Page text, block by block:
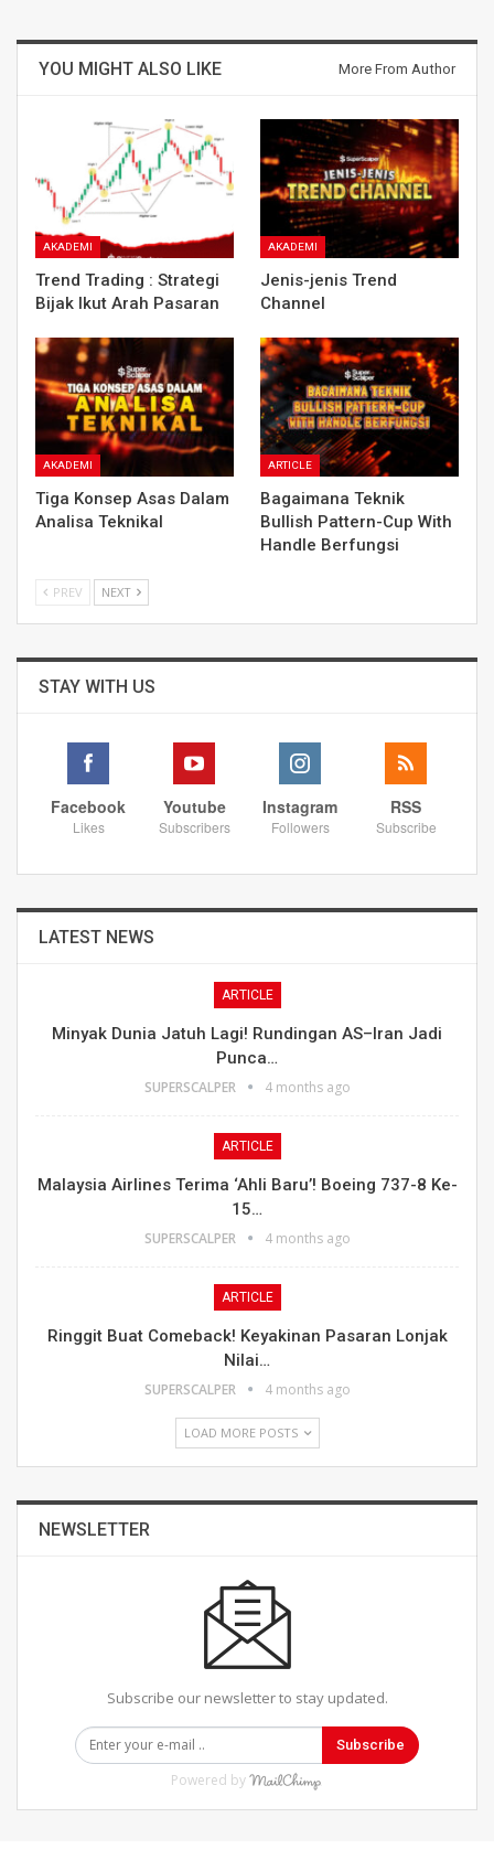
YOU MIGHT ALSO LIKE More From Author
AKADEMI
Trend Trading : Strategi
Bijak Ikut Arah Pasaran
AKADEMI
Jenis-jenis Trend
Channel
AKADEMI
Tiga Konsep Asas Dalam
Analisa Teknikal
ARTICLE
Bagaimana Teknik
Bullish Pattern-Cup With
Handle Berfungsi
PREV NEXT
STAY WITH US
Facebook
Likes
Youtube
Subscribers
Instagram
Followers
RSS
Subscribe
LATEST NEWS
ARTICLE
Minyak Dunia Jatuh Lagi! Rundingan AS–Iran Jadi
Punca…
SUPERSCALPER 4 months ago
ARTICLE
Malaysia Airlines Terima ‘Ahli Baru’! Boeing 737-8 Ke-
15…
SUPERSCALPER 4 months ago
ARTICLE
Ringgit Buat Comeback! Keyakinan Pasaran Lonjak
Nilai…
SUPERSCALPER 4 months ago
LOAD MORE POSTS
NEWSLETTER
Subscribe our newsletter to stay updated.
Subscribe
Powered by